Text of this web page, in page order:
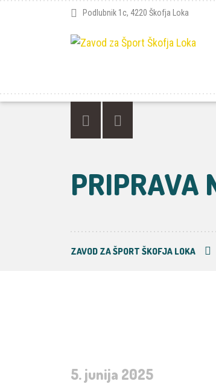
Podlubnik 1c, 4220 Škofja Loka
PRIPRAVA
ZAVOD ZA ŠPORT ŠKOFJA LOKA
5. junija 2025